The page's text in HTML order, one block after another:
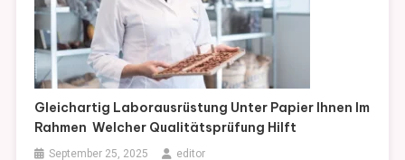
Gleichartig Laborausrüstung Unter Papier Ihnen Im
Rahmen Welcher Qualitätsprüfung Hilft
September 25, 2025 editor